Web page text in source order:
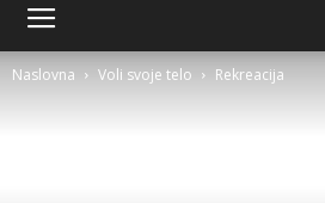
Naslovna Voli svoje telo Rekreacija